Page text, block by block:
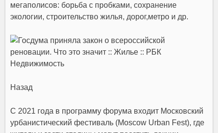
мегаполисов: борьба с пробками, сохранение
экологии, строительствожилья, дорог,метро и др.
Назад
С 2021 года в программу форума входит Московский
урбанистический фестиваль (Moscow Urban Fest), где